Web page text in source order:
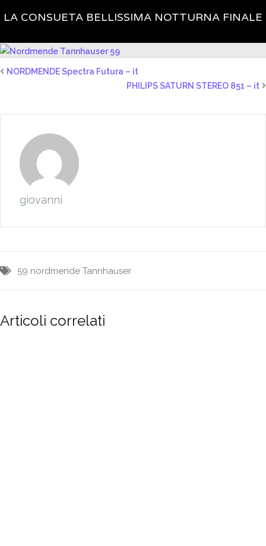
LA CONSUETA BELLISSIMA NOTTURNA FINALE
NORDMENDE Spectra Futura – it
PHILIPS SATURN STEREO 851 – it
giovanni
59 nordmende Tannhauser
Articoli correlati